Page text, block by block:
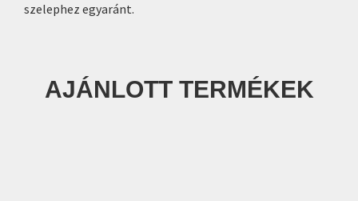
szelephez egyaránt.
AJÁNLOTT TERMÉKEK